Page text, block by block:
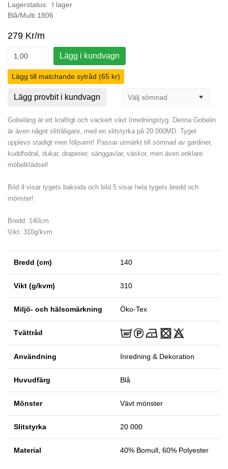
Lagerstatus: I lager
Blå/Multi 1806
279 Kr/m
Lägg i kundvagn
Lägg till matchande sytråd (65 kr)
Lägg provbit i kundvagn
Gobeläng är ett kraftigt och vackert vävt Inredningstyg. Denna Gobelin
är även något slittåligare, med en slitstyrka på 20 000MD. Tyget
upplevs stadigt men följsamt! Passar utmärkt till sömnad av gardiner,
kuddfodral, dukar, draperier, sänggavlar, väskor, men även enklare
möbelklädsel!
Bild 4 visar tygets baksida och bild 5 visar hela tygets bredd och
mönster!
Bredd: 140cm
Vikt: 310g/kvm
Bredd (cm) 140
Vikt (g/kvm) 310
Miljö- och hälsomärkning Öko-Tex
Tvättråd
Användning Inredning & Dekoration
Huvudfärg Blå
Mönster Vävt mönster
Slitstyrka 20 000
Material 40% Bomull, 60% Polyester